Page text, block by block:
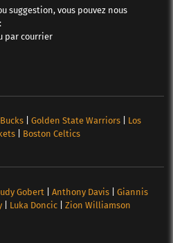
suggestion, vous pouvez nous
par courrier
| Golden State Warriors| Los
| Boston Celtics
Gobert Anthony Davis| Giannis
| Luka Doncic| Zion Williamson